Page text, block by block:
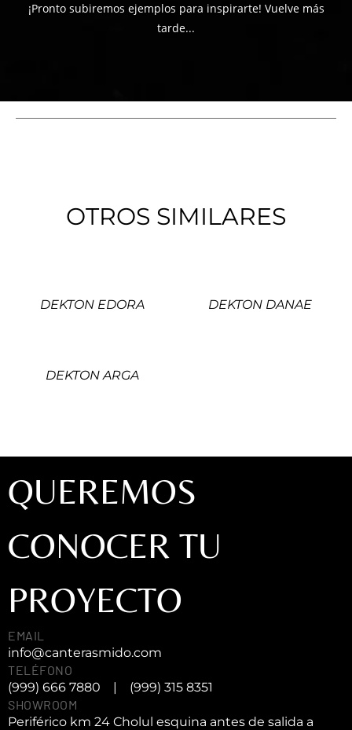
¡Pronto subiremos ejemplos para inspirarte! Vuelve más
tarde...
OTROS SIMILARES
DEKTON EDORA DEKTON DANAE
DEKTON ARGA
QUEREMOS
CONOCER TU
PROYECTO
EMAIL
info@canterasmido.com
TELÉFONO
(999) 666 7880
|
(999) 315 8351
SHOWROOM
Periférico km 24 Cholul esquina antes de salida a